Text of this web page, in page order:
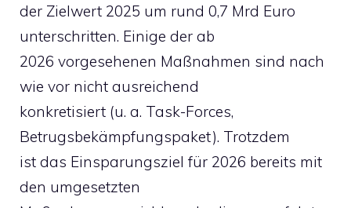
der Zielwert 2025 um rund 0,7 Mrd Euro
unterschritten. Einige der ab
2026 vorgesehenen Maßnahmen sind nach
wie vor nicht ausreichend
konkretisiert (u. a. Task-Forces,
Betrugsbekämpfungspaket). Trotzdem
ist das Einsparungsziel für 2026 bereits mit
den umgesetzten